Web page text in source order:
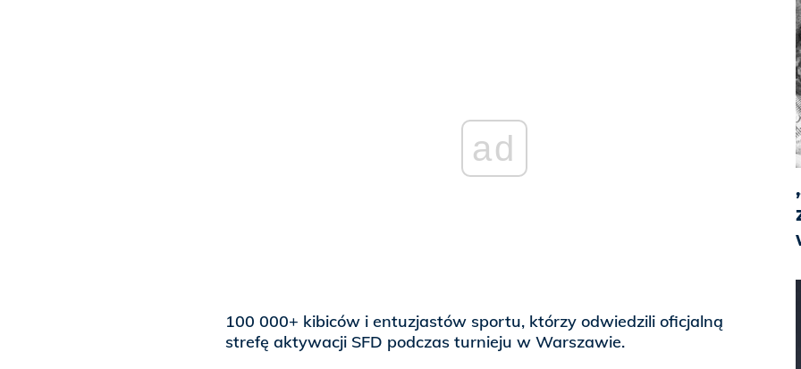
ad
100 000+ kibiców i entuzjastów sportu, którzy odwiedzili oficjalną
strefę aktywacji SFD podczas turnieju w Warszawie.